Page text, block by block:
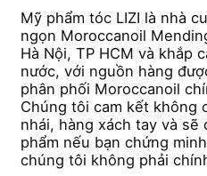
Mỹ phẩm tóc LIZI là nhà
ngọn Moroccanoil
Hà Nội, TP HCM và khắp
nước, với nguồn hàng
phân phối Moroccanoil
Chúng tôi cam kết không
nhái, hàng xách tay và sẽ
phẩm nếu bạn chứng
chúng tôi không phải